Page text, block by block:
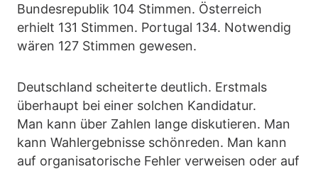
Bundesrepublik 104 Stimmen. Österreich
erhielt 131 Stimmen. Portugal 134. Notwendig
wären 127 Stimmen gewesen.
Deutschland scheiterte deutlich. Erstmals
überhaupt bei einer solchen Kandidatur.
Man kann über Zahlen lange diskutieren. Man
kann Wahlergebnisse schönreden. Man kann
auf organisatorische Fehler verweisen oder auf